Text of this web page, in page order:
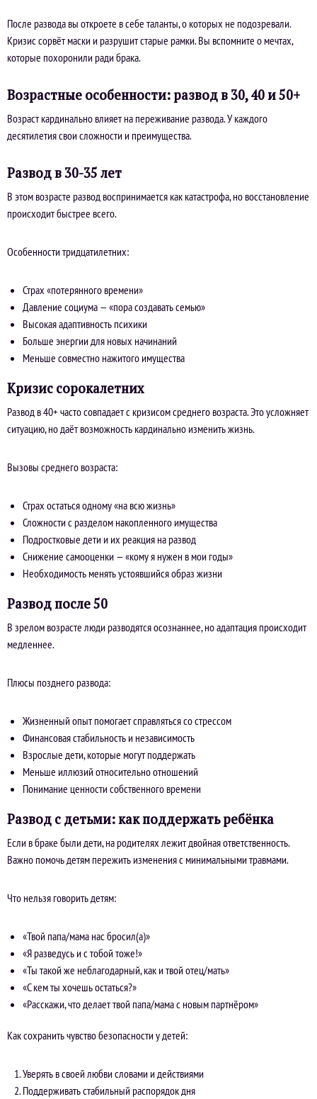
После развода вы откроете в себе таланты, о которых не подозревали.
Кризис сорвёт маски и разрушит старые рамки. Вы вспомните о мечтах,
которые похоронили ради брака.
Возрастные особенности: развод в 30, 40 и 50+
Возраст кардинально влияет на переживание развода. У каждого
десятилетия свои сложности и преимущества.
Развод в 30-35 лет
В этом возрасте развод воспринимается как катастрофа, но восстановление
происходит быстрее всего.
Особенности тридцатилетних:
Страх «потерянного времени»
Давление социума — «пора создавать семью»
Высокая адаптивность психики
Больше энергии для новых начинаний
Меньше совместно нажитого имущества
Кризис сорокалетних
Развод в 40+ часто совпадает с кризисом среднего возраста. Это усложняет
ситуацию, но даёт возможность кардинально изменить жизнь.
Вызовы среднего возраста:
Страх остаться одному «на всю жизнь»
Сложности с разделом накопленного имущества
Подростковые дети и их реакция на развод
Снижение самооценки — «кому я нужен в мои годы»
Необходимость менять устоявшийся образ жизни
Развод после 50
В зрелом возрасте люди разводятся осознаннее, но адаптация происходит
медленнее.
Плюсы позднего развода:
Жизненный опыт помогает справляться со стрессом
Финансовая стабильность и независимость
Взрослые дети, которые могут поддержать
Меньше иллюзий относительно отношений
Понимание ценности собственного времени
Развод с детьми: как поддержать ребёнка
Если в браке были дети, на родителях лежит двойная ответственность.
Важно помочь детям пережить изменения с минимальными травмами.
Что нельзя говорить детям:
«Твой папа/мама нас бросил(а)»
«Я разведусь и с тобой тоже!»
«Ты такой же неблагодарный, как и твой отец/мать»
«С кем ты хочешь остаться?»
«Расскажи, что делает твой папа/мама с новым партнёром»
Как сохранить чувство безопасности у детей:
Уверять в своей любви словами и действиями
Поддерживать стабильный распорядок дня